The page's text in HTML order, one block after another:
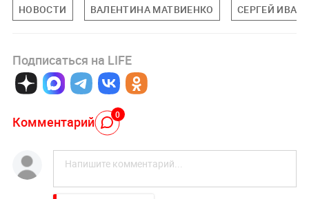
НОВОСТИ ВАЛЕНТИНА МАТВИЕНКО СЕРГЕЙ
Подписаться на LIFE
Комментарий 0